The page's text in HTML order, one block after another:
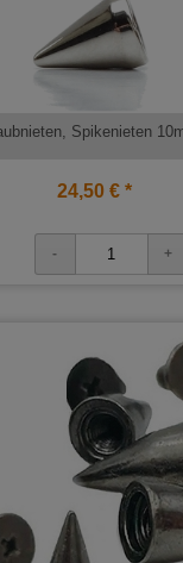
Spikenieten
24,50 € *